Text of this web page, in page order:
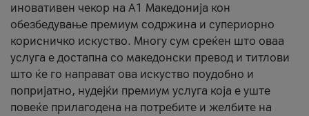
иновативен чекор на А1 Македонија кон
обезбедување премиум содржина и супериорно
корисничко искуство. Многу сум среќен што оваа
услуга е достапна со македонски превод и титлови
што ќе го направат ова искуство поудобно и
попријатно, нудејќи премиум услуга која е уште
повеќе прилагодена на потребите и желбите на